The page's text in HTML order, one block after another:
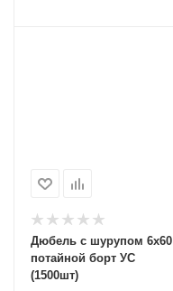
Дюбель с шурупом 6х60
потайной борт УС
(1500шт)